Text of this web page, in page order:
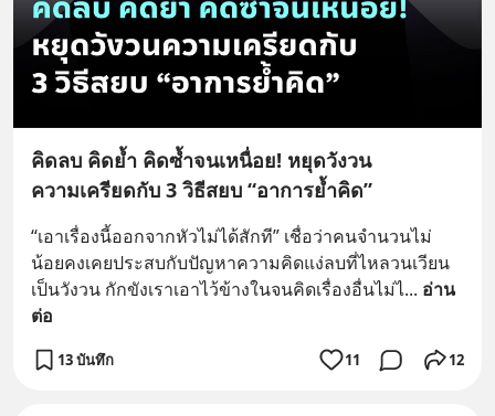
คิดลบ คิดย้ำ คิดซ้ำจนเหนื่อย! หยุดวังวน
ความเครียดกับ 3 วิธีสยบ “อาการย้ำคิด”
“เอาเรื่องนี้ออกจากหัวไม่ได้สักที” เชื่อว่าคนจำนวนไม่
น้อยคงเคยประสบกับปัญหาความคิดแง่ลบที่ไหลวนเวียน
เป็นวังวน กักขังเราเอาไว้ข้างในจนคิดเรื่องอื่นไม่ไ... อ่าน
ต่อ
13 บันทึก 11 12